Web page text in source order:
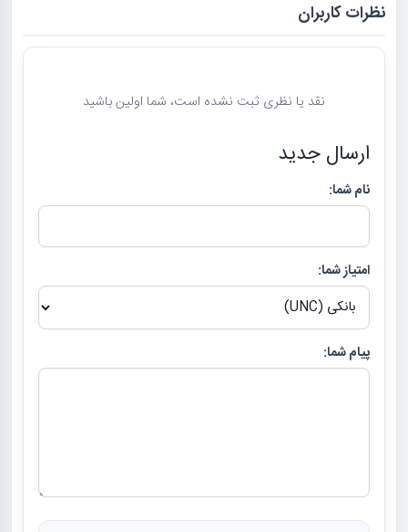
نظرات کاربران
نقد یا نظری ثبت نشده است، شما اولین باشید
ارسال جدید
نام شما:
امتیاز شما:
پیام شما: